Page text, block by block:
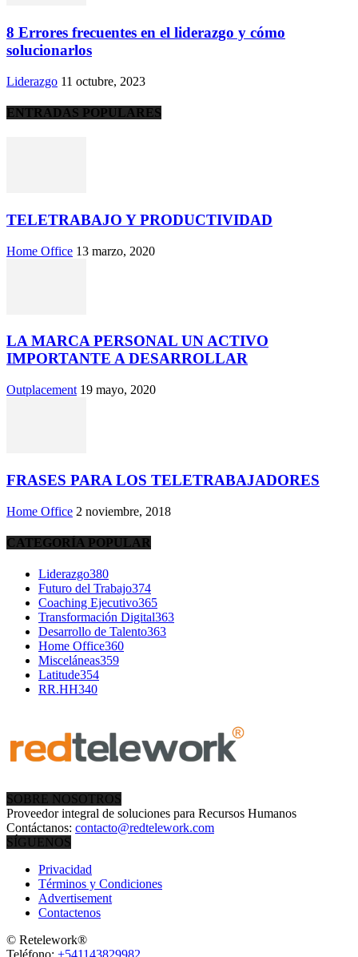
8 Errores frecuentes en el liderazgo y cómo
solucionarlos
Liderazgo 11 octubre, 2023
ENTRADAS POPULARES
TELETRABAJO Y PRODUCTIVIDAD
Home Office 13 marzo, 2020
LA MARCA PERSONAL UN ACTIVO
IMPORTANTE A DESARROLLAR
Outplacement 19 mayo, 2020
FRASES PARA LOS TELETRABAJADORES
Home Office 2 noviembre, 2018
CATEGORÍA POPULAR
Liderazgo380
Futuro del Trabajo374
Coaching Ejecutivo365
Transformación Digital363
Desarrollo de Talento363
Home Office360
Misceláneas359
Latitude354
RR.HH340
SOBRE NOSOTROS
Proveedor integral de soluciones para Recursos Humanos
Contáctanos: contacto@redtelework.com
SÍGUENOS
Privacidad
Términos y Condiciones
Advertisement
Contactenos
© Retelework®